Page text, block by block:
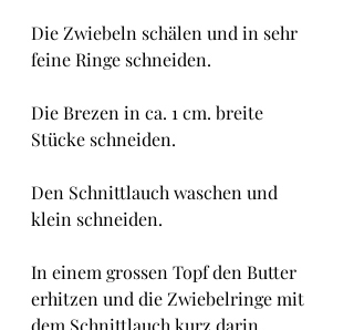
Die Zwiebeln schälen und in sehr
feine Ringe schneiden.
Die Brezen in ca. 1 cm. breite
Stücke schneiden.
Den Schnittlauch waschen und
klein schneiden.
In einem grossen Topf den Butter
erhitzen und die Zwiebelringe mit
dem Schnittlauch kurz darin